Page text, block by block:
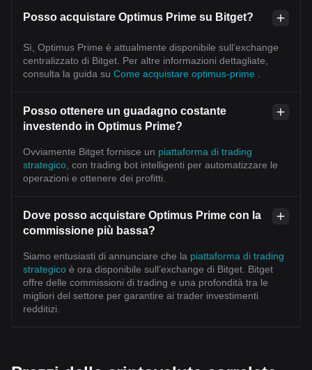
Posso acquistare Optimus Prime su Bitget?
Sì, Optimus Prime è attualmente disponibile sull’exchange
centralizzato di Bitget. Per altre informazioni dettagliate,
consulta la guida su Come acquistare optimus-prime
Posso ottenere un guadagno costante
investendo in Optimus Prime?
Ovviamente Bitget fornisce un piattaforma di trading
strategico , con trading bot intelligenti per automatizzare le
operazioni e ottenere dei profitti.
Dove posso acquistare Optimus Prime con la
commissione più bassa?
Siamo entusiasti di annunciare che la piattaforma di trading
strategico è ora disponibile sull’exchange di Bitget. Bitget
offre delle commissioni di trading e una profondità tra le
migliori del settore per garantire ai trader investimenti
redditizi.